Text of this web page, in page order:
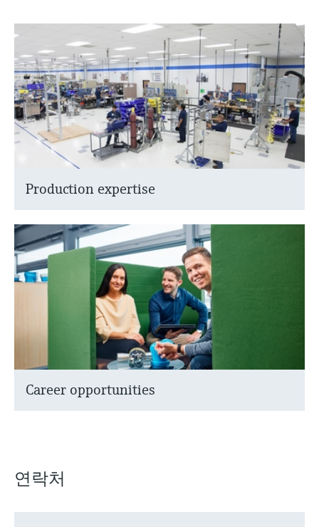
쉽고 빠른 제품 검색
다양한 필터를 통해 적합한 제품을 쉽고 빠르
게 검색해 보세요!
어플리케이터
애플리케이션 파라미터를 사용하여 제품 검
색 및 사양 구성하기
Find product-specific information and
documentation
스페어 파트 검색
신속한 계기 교체 및 수리를 위해 제품의 루
트, 혹은 오더 코드를 통해 스페어 파트를 검
색하고 계기의 세부 사항, 도면 및 조립 매뉴
얼에 손쉽게 액세스해 보시기 바랍니다.
Servo level measurement
Electromechanical level
measurement
Microwave barrier level
measurement
압력을 이용한 레벨 측정
모두 쇼핑하기
Nutrient analyzers & sensors
Analyzers for hardness, iron & more
프로세스 광도계
Microwave transmission
measurement
Memosens 기술
모두 쇼핑하기
모두 쇼핑하기
모두 쇼핑하기
산업재 시장에서의 지속 가능한 솔
디지털화를 통한 프로세스 산업의
변화
정확한 의사결정을 보장하는 공정
투명성을 기반으로 한 운영 우수성
Production expertise
Career opportunities
연락처